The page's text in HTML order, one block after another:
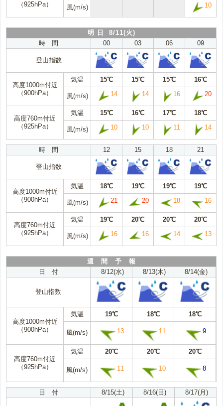
（925hPa）
風(m/s) 10
明 日 8/11(火)
時 間
00 03 06 09
登山指数
高度1000m付近
（900hPa）
気温 15℃ 15℃ 15℃ 16℃
風(m/s) 14 14 16 20
高度760m付近
（925hPa）
気温 15℃ 16℃ 17℃ 18℃
風(m/s) 10 10 11 14
時 間 12 15 18 21
登山指数
高度1000m付近
（900hPa）
気温 18℃ 19℃ 19℃ 19℃
風(m/s) 21 20 18 16
高度760m付近
（925hPa）
気温 19℃ 20℃ 20℃ 20℃
風(m/s) 16 16 14 13
週 間 予 報
日 付
8/12(水) 8/13(木) 8/14(金)
登山指数
高度1000m付近
（900hPa）
気温 19℃ 18℃ 18℃
風(m/s) 13 11 9
高度760m付近
（925hPa）
気温 20℃ 20℃ 20℃
風(m/s) 11 10 8
日 付 8/15(土) 8/16(日) 8/17(月)